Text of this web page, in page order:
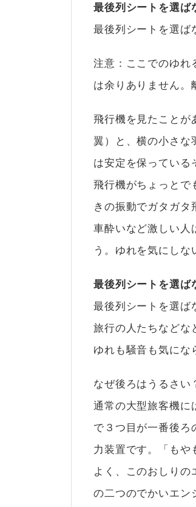
最後列シートを選
最後列シートを選ば
注意：ここでのゆれ
は余りありません。
飛行機を見たことが
翼）と、横の小さな
は安定を保っている
飛行機がちょっとで
きの振動でガタガタ
車酔いなど激しい人
う。ゆれを気にしな
最後列シートを選
最後列シートを選ば
旅行の人たちなどな
ゆれも騒音も気にな
なぜ後ろはうるさい
通常の大型旅客機に
で３つ目が一番後ろ
力装置です。「もや
よく、このおしりの
の二つのでかいエン